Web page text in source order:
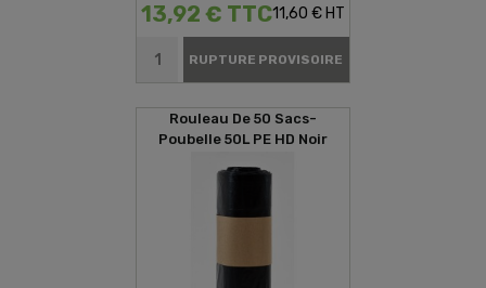
13,92 € TTC11,60 € HT
RUPTURE PROVISOIRE
Rouleau De 50 Sacs-
Poubelle 50L PE HD Noir